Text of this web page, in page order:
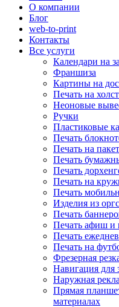
О компании
Блог
web-to-print
Контакты
Все услуги
Календари на
Франшиза
Картины на
Печать на
Неоновые
Ручки
Пластиковые
Печать
Печать на
Печать
Печать
Печать на
Печать
Изделия из
Печать
Печать афиш и
Печать
Печать на
Фрезерная
Навигация для
Наружная
Прямая
материалах